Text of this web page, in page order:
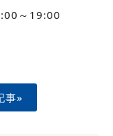
～19:00
事»